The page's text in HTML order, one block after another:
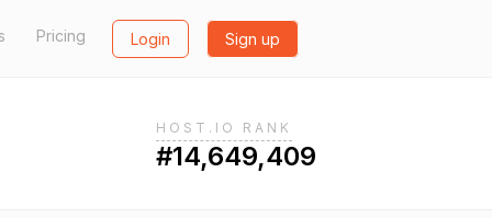
Pricing Login Sign up
HOST.IO RANK
#14,649,409